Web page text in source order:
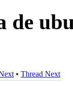
de
• Thread Next